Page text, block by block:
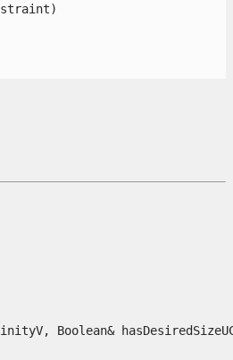
Boolean&